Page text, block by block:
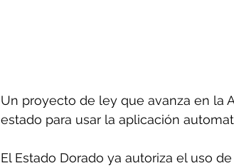
Un proyecto de ley que avanza en la
estado para usar la aplicación
El Estado Dorado ya autoriza el uso